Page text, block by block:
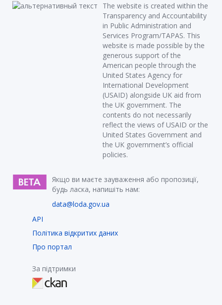
The website is created within the
Transparency and Accountability
in Public Administration and
Services Program/TAPAS. This
website is made possible by the
generous support of the
American people through the
United States Agency for
International Development
(USAID) alongside UK aid from
the UK government. The
contents do not necessarily
reflect the views of USAID or the
United States Government and
the UK government’s official
policies.
Якщо ви маєте зауваження або пропозиції,
будь ласка, напишіть нам:
data@loda.gov.ua
API
Політика відкритих даних
Про портал
За підтримки